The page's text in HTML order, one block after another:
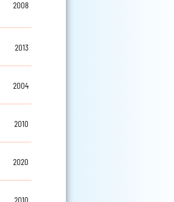
2008
2013
2004
2010
2020